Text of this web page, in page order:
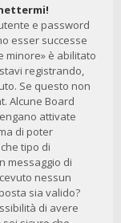
e password
esser successe
minore» è abilitato
registrando,
Se questo non
Alcune Board
attivate
di poter
tipo di
messaggio di
nessun
sia valido?
di avere